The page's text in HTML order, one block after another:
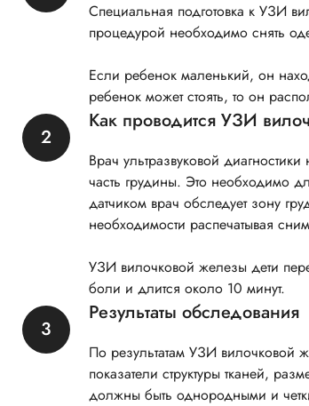
Специальная подготовка к УЗИ
процедурой необходимо снять
Если ребенок маленький, он
ребенок может стоять, то он
Как проводится УЗИ
Врач ультразвуковой
часть грудины. Это необходимо
датчиком врач обследует зону
необходимости распечатывая
УЗИ вилочковой железы дети
боли и длится около 10 минут.
Результаты обследования
По результатам УЗИ вилочковой
показатели структуры тканей,
должны быть однородными и